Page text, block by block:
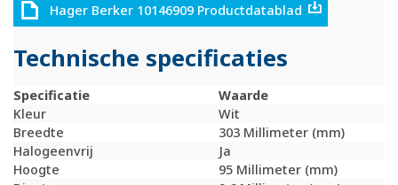
Hager Berker 10146909 Productdatablad
Technische specificaties
Specificatie
Waarde
Kleur
Wit
Breedte
303 Millimeter (mm)
Halogeenvrij
Ja
Hoogte
95 Millimeter (mm)